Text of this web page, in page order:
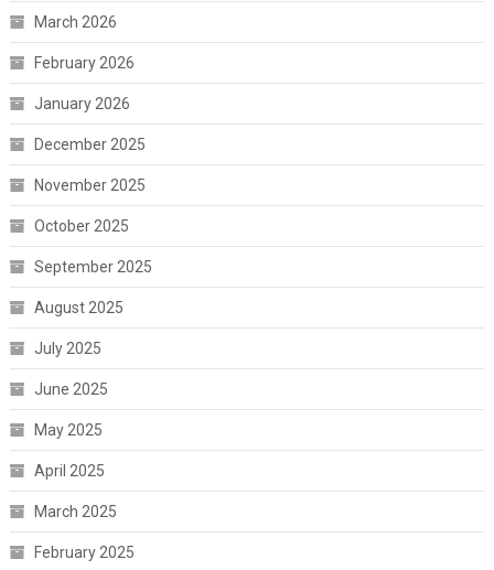
March 2026
February 2026
January 2026
December 2025
November 2025
October 2025
September 2025
August 2025
July 2025
June 2025
May 2025
April 2025
March 2025
February 2025